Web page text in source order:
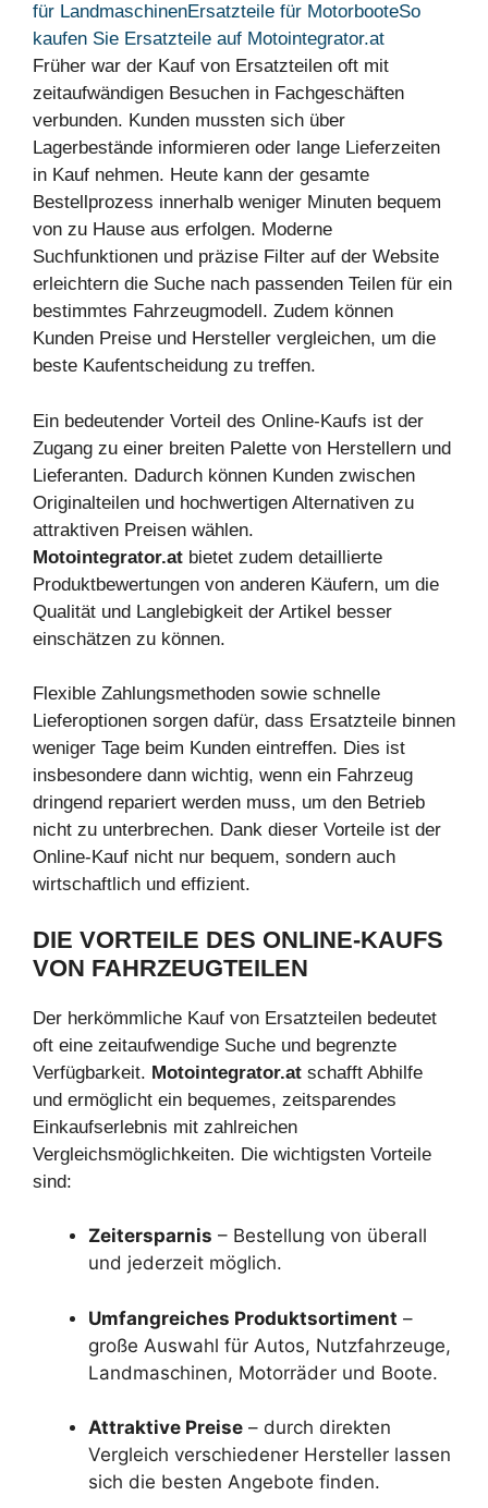
für LandmaschinenErsatzteile für MotorbooteSo
kaufen Sie Ersatzteile auf Motointegrator.at
Früher war der Kauf von Ersatzteilen oft mit
zeitaufwändigen Besuchen in Fachgeschäften
verbunden. Kunden mussten sich über
Lagerbestände informieren oder lange Lieferzeiten
in Kauf nehmen. Heute kann der gesamte
Bestellprozess innerhalb weniger Minuten bequem
von zu Hause aus erfolgen. Moderne
Suchfunktionen und präzise Filter auf der Website
erleichtern die Suche nach passenden Teilen für ein
bestimmtes Fahrzeugmodell. Zudem können
Kunden Preise und Hersteller vergleichen, um die
beste Kaufentscheidung zu treffen.
Ein bedeutender Vorteil des Online-Kaufs ist der
Zugang zu einer breiten Palette von Herstellern und
Lieferanten. Dadurch können Kunden zwischen
Originalteilen und hochwertigen Alternativen zu
attraktiven Preisen wählen.
Motointegrator.at bietet zudem detaillierte
Produktbewertungen von anderen Käufern, um die
Qualität und Langlebigkeit der Artikel besser
einschätzen zu können.
Flexible Zahlungsmethoden sowie schnelle
Lieferoptionen sorgen dafür, dass Ersatzteile binnen
weniger Tage beim Kunden eintreffen. Dies ist
insbesondere dann wichtig, wenn ein Fahrzeug
dringend repariert werden muss, um den Betrieb
nicht zu unterbrechen. Dank dieser Vorteile ist der
Online-Kauf nicht nur bequem, sondern auch
wirtschaftlich und effizient.
DIE VORTEILE DES ONLINE-KAUFS
VON FAHRZEUGTEILEN
Der herkömmliche Kauf von Ersatzteilen bedeutet
oft eine zeitaufwendige Suche und begrenzte
Verfügbarkeit. Motointegrator.at schafft Abhilfe
und ermöglicht ein bequemes, zeitsparendes
Einkaufserlebnis mit zahlreichen
Vergleichsmöglichkeiten. Die wichtigsten Vorteile
sind:
Zeitersparnis – Bestellung von überall
und jederzeit möglich.
Umfangreiches Produktsortiment –
große Auswahl für Autos, Nutzfahrzeuge,
Landmaschinen, Motorräder und Boote.
Attraktive Preise – durch direkten
Vergleich verschiedener Hersteller lassen
sich die besten Angebote finden.